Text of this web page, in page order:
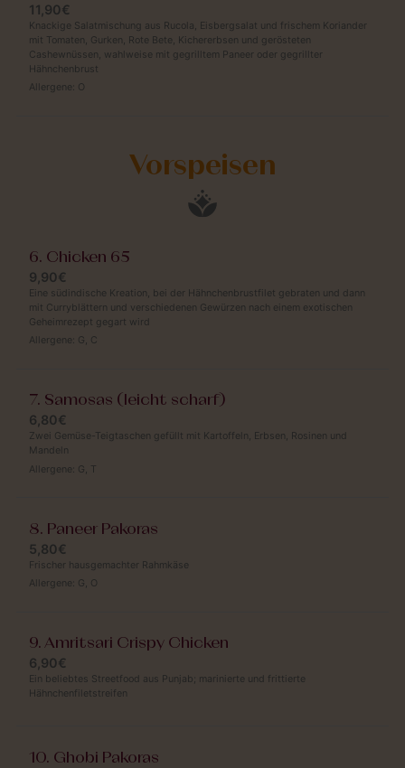
11,90€
Knackige Salatmischung aus Rucola, Eisbergsalat und frischem Koriander
mit Tomaten, Gurken, Rote Bete, Kichererbsen und gerösteten
Cashewnüssen, wahlweise mit gegrilltem Paneer oder gegrillter
Hähnchenbrust
Allergene: O
Vorspeisen
6. Chicken 65
9,90€
Eine südindische Kreation, bei der Hähnchenbrustfilet gebraten und dann
mit Curryblättern und verschiedenen Gewürzen nach einem exotischen
Geheimrezept gegart wird
Allergene: G, C
7. Samosas (leicht scharf)
6,80€
Zwei Gemüse-Teigtaschen gefüllt mit Kartoffeln, Erbsen, Rosinen und
Mandeln
Allergene: G, T
8. Paneer Pakoras
5,80€
Frischer hausgemachter Rahmkäse
Allergene: G, O
9. Amritsari Crispy Chicken
6,90€
Ein beliebtes Streetfood aus Punjab; marinierte und frittierte
Hähnchenfiletstreifen
10. Ghobi Pakoras